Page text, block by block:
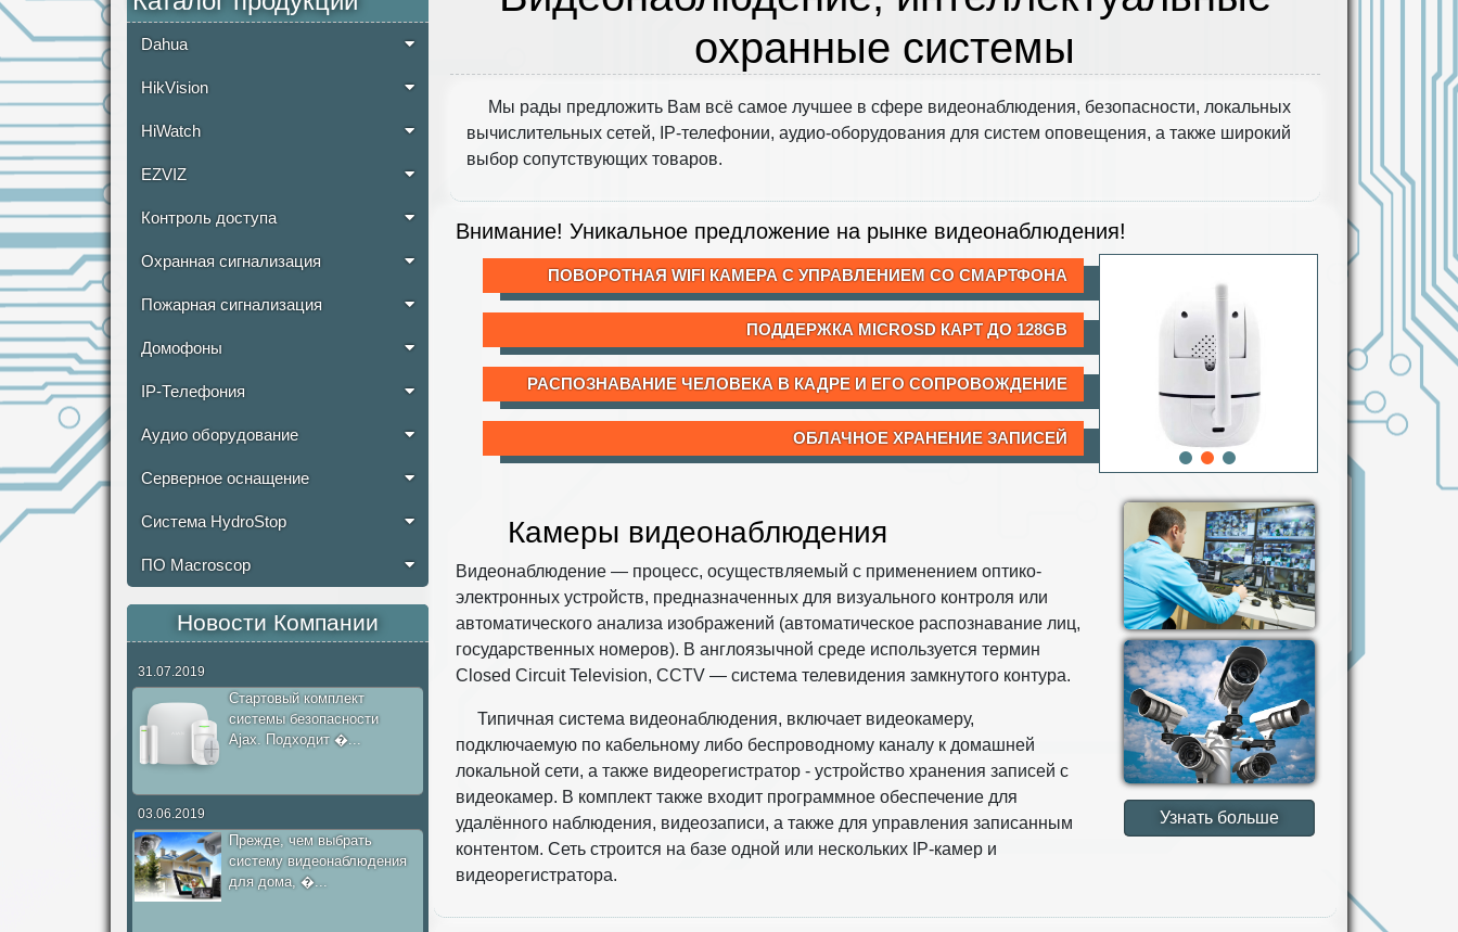
Dahua
HikVision
HiWatch
EZVIZ
Контроль доступа
Охранная сигнализация
Пожарная сигнализация
Домофоны
IP-Телефония
Аудио оборудование
Серверное оснащение
Система HydroStop
ПО Macroscop
Новости Компании
31.07.2019
Стартовый комплект
системы безопасности
Ajax. Подходит �...
03.06.2019
Прежде, чем выбрать
систему видеонаблюдения
для дома, �...
охранные системы
Мы рады предложить Вам всё самое лучшее в сфере видеонаблюдения, безопасности, локальных
вычислительных сетей, IP-телефонии, аудио-оборудования для систем оповещения, а также широкий
выбор сопутствующих товаров.
Внимание! Уникальное предложение на рынке видеонаблюдения!
ПОВОРОТНАЯ WIFI КАМЕРА С УПРАВЛЕНИЕМ СО СМАРТФОНА
ПОДДЕРЖКА MICROSD КАРТ ДО 128GB
РАСПОЗНАВАНИЕ ЧЕЛОВЕКА В КАДРЕ И ЕГО СОПРОВОЖДЕНИЕ
ОБЛАЧНОЕ ХРАНЕНИЕ ЗАПИСЕЙ
Камеры видеонаблюдения
Видеонаблюдение — процесс, осуществляемый с применением оптико-
электронных устройств, предназначенных для визуального контроля или
автоматического анализа изображений (автоматическое распознавание лиц,
государственных номеров). В англоязычной среде используется термин
Сlosed Circuit Television, CCTV — система телевидения замкнутого контура.
Типичная система видеонаблюдения, включает видеокамеру,
подключаемую по кабельному либо беспроводному каналу к домашней
локальной сети, а также видеорегистратор - устройство хранения записей с
видеокамер. В комплект также входит программное обеспечение для
удалённого наблюдения, видеозаписи, а также для управления записанным
контентом. Сеть строится на базе одной или нескольких IP-камер и
видеорегистратора.
Узнать больше